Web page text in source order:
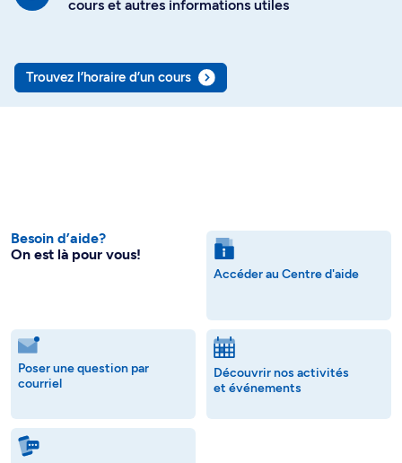
cours et autres informations utiles
Trouvez l’horaire d’un cours
Besoin d’aide?
On est là pour vous!
Accéder au Centre d'aide
Poser une question par
courriel
Découvrir nos activités
et événements